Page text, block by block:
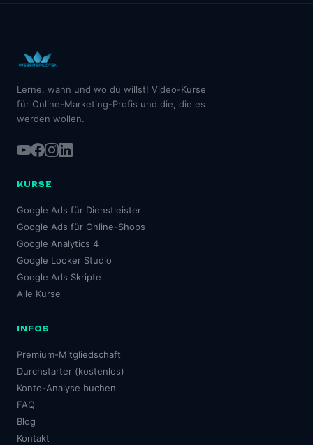
Lerne, wann und wo du willst! Video-Kurse
für Online-Marketing-Profis und die, die es
werden wollen.
KURSE
Google Ads für Dienstleister
Google Ads für Online-Shops
Google Analytics 4
Google Looker Studio
Google Ads Skripte
Alle Kurse
INFOS
Premium-Mitgliedschaft
Durchstarter (kostenlos)
Konto-Analyse buchen
FAQ
Blog
Kontakt